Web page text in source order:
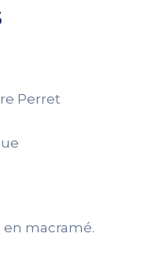
Perret
en macramé.